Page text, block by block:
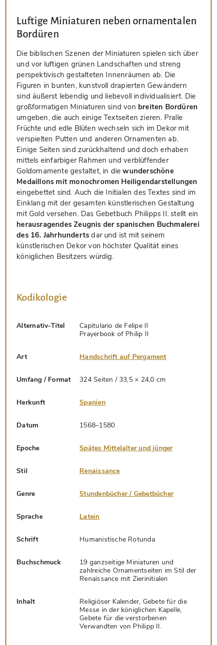
Luftige Miniaturen neben ornamentalen
Bordüren
Die biblischen Szenen der Miniaturen spielen sich über
und vor luftigen grünen Landschaften und streng
perspektivisch gestalteten Innenräumen ab. Die
Figuren in bunten, kunstvoll drapierten Gewändern
sind äußerst lebendig und liebevoll individualisiert. Die
großformatigen Miniaturen sind von breiten Bordüren
umgeben, die auch einige Textseiten zieren. Pralle
Früchte und edle Blüten wechseln sich im Dekor mit
verspielten Putten und anderen Ornamenten ab.
Einige Seiten sind zurückhaltend und doch erhaben
mittels einfarbiger Rahmen und verblüffender
Goldornamente gestaltet, in diewunderschöne
Medaillons mit monochromen Heiligendarstellungen
eingebettet sind. Auch die Initialen des Textes sind im
Einklang mit der gesamten künstlerischen Gestaltung
mit Gold versehen. Das Gebetbuch Philipps II. stellt ein
herausragendes Zeugnis der spanischen Buchmalerei
des 16. Jahrhunderts dar und ist mit seinem
künstlerischen Dekor von höchster Qualität eines
königlichen Besitzers würdig.
Kodikologie
Alternativ-Titel
Capitulario de Felipe II
Prayerbook of Philip II
Art Handschrift auf Pergament
Umfang / Format 324 Seiten / 33,5 × 24,0 cm
Herkunft Spanien
Datum 1568–1580
Epoche Spätes Mittelalter und jünger
Stil Renaissance
Genre Stundenbücher / Gebetbücher
Sprache Latein
Schrift Humanistische Rotunda
Buchschmuck
19 ganzseitige Miniaturen und
zahlreiche Ornamentseiten im Stil der
Renaissance mit Zierinitialen
Inhalt
Religiöser Kalender, Gebete für die
Messe in der königlichen Kapelle,
Gebete für die verstorbenen
Verwandten von Philipp II.